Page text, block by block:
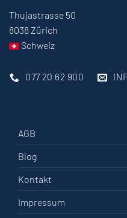
Thujastrasse 50
8038 Zürich
Schweiz
077 20 62 900
AGB
Blog
Kontakt
Impressum